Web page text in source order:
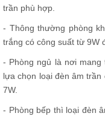
trần phù hợp.
- Thông thường phòng
trắng có công suất từ 9W
- Phòng ngủ là nơi
lựa chọn loại đèn âm
7W.
- Phòng bếp thì loại đèn